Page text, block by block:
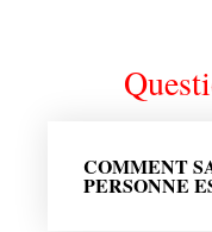
COMMENT
PERSONNE